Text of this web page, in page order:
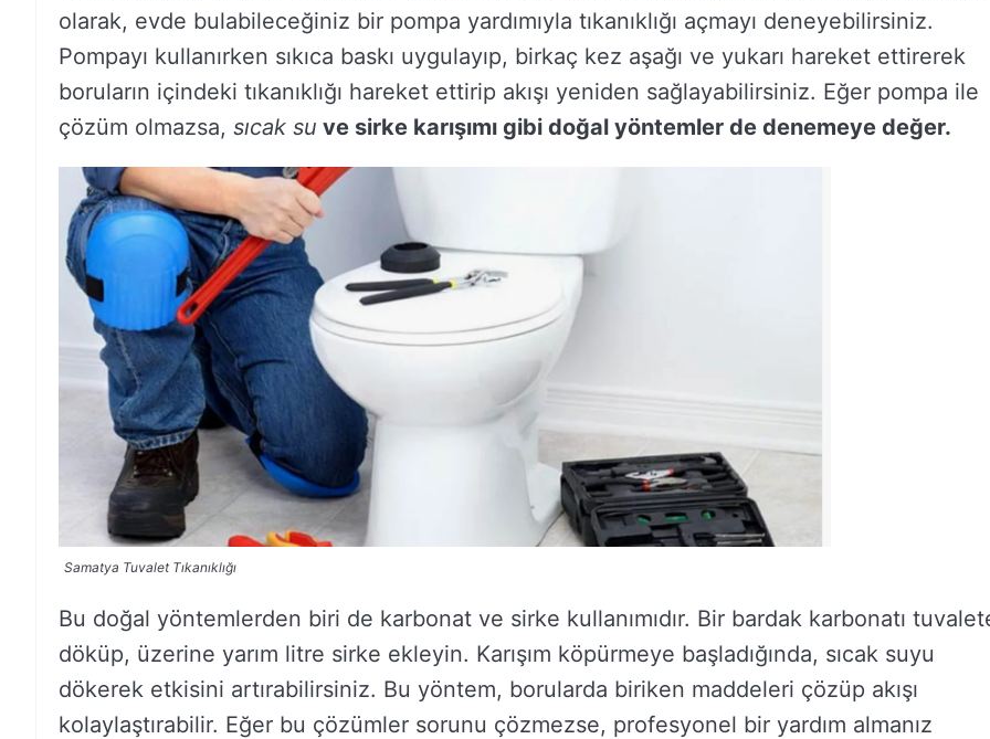
olarak, evde bulabileceğiniz bir pompa yardımıyla tıkanıklığı açmayı deneyebilirsiniz.
Pompayı kullanırken sıkıca baskı uygulayıp, birkaç kez aşağı ve yukarı hareket ettirerek
boruların içindeki tıkanıklığı hareket ettirip akışı yeniden sağlayabilirsiniz. Eğer pompa ile
çözüm olmazsa, sıcak su ve sirke karışımı gibi doğal yöntemler de denemeye değer.
Samatya Tuvalet Tıkanıklığı
Bu doğal yöntemlerden biri de karbonat ve sirke kullanımıdır. Bir bardak karbonatı
döküp, üzerine yarım litre sirke ekleyin. Karışım köpürmeye başladığında, sıcak suyu
dökerek etkisini artırabilirsiniz. Bu yöntem, borularda biriken maddeleri çözüp akışı
kolaylaştırabilir. Eğer bu çözümler sorunu çözmezse, profesyonel bir yardım almanız